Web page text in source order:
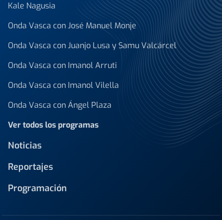
Kale Nagusia
Onda Vasca con José Manuel Monje
Onda Vasca con Juanjo Lusa y Samu Valcárcel
Onda Vasca con Imanol Arruti
Onda Vasca con Imanol Vilella
Onda Vasca con Ángel Plaza
Ver todos los programas
Noticias
Reportajes
Programación